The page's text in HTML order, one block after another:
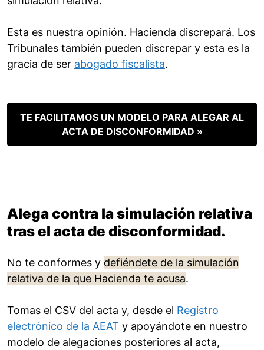
Esta es nuestra opinión. Hacienda discrepará. Los
Tribunales también pueden discrepar y esta es la
gracia de ser abogado fiscalista.
TE FACILITAMOS UN MODELO PARA ALEGAR AL
ACTA DE DISCONFORMIDAD »
Alega contra la simulación relativa
tras el acta de disconformidad.
No te conformes y defiéndete de la simulación
relativa de la que Hacienda te acusa.
Tomas el CSV del acta y, desde el Registro
electrónico de la AEAT y apoyándote en nuestro
modelo de alegaciones posteriores al acta,